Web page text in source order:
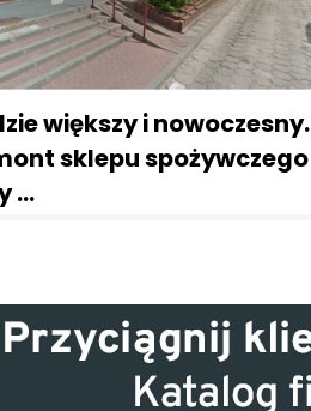
większy i nowoczesny.
sklepu spożywczego
…